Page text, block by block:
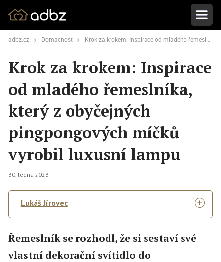
adbz.cz Domácnost Krok za krokem: Inspirace od mladého řemeslníka, který z obyčejných pingpongových míčků vyrobil luxusní lampu
Krok za krokem: Inspirace
od mladého řemeslníka,
který z obyčejných
pingpongových míčků
vyrobil luxusní lampu
30. ledna 2023
Lukáš Jírovec
Řemeslník se rozhodl, že si sestaví své
vlastní dekorační svítidlo do